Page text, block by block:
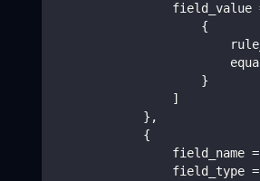
field_value
                    {
                    }
                ]
            },
            {
field_name
field_type